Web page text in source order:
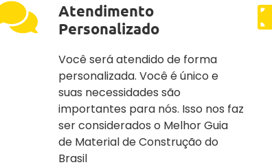
Atendimento
Personalizado
Você será atendido de forma
personalizada. Você é único e
suas necessidades são
importantes para nós. Isso nos faz
ser considerados o Melhor Guia
de Material de Construção do
Brasil